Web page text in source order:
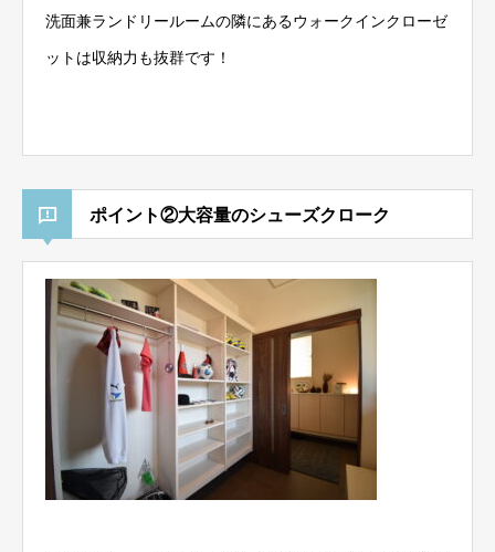
洗面兼ランドリールームの隣にあるウォークインクローゼ
ットは収納力も抜群です！
ポイント②大容量のシューズクローク